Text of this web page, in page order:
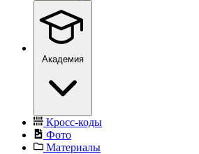
Академия
Кросс-коды
Фото
Материалы